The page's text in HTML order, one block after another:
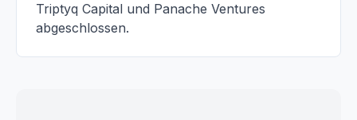
Triptyq Capital und Panache Ventures
abgeschlossen.